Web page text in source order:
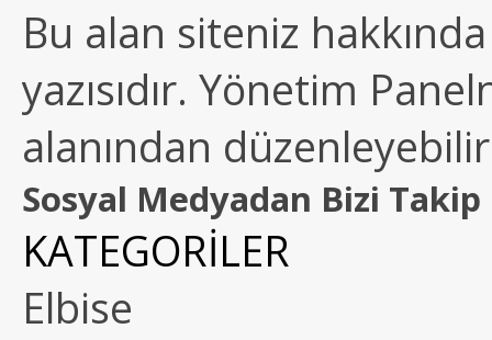
Bu alan siteniz
yazısıdır. Yönetim
alanından
Sosyal Medyadan Bizi Takip
KATEGORİLER
Elbise